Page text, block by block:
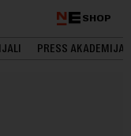
SHOP
PRESS AKADEMIJA